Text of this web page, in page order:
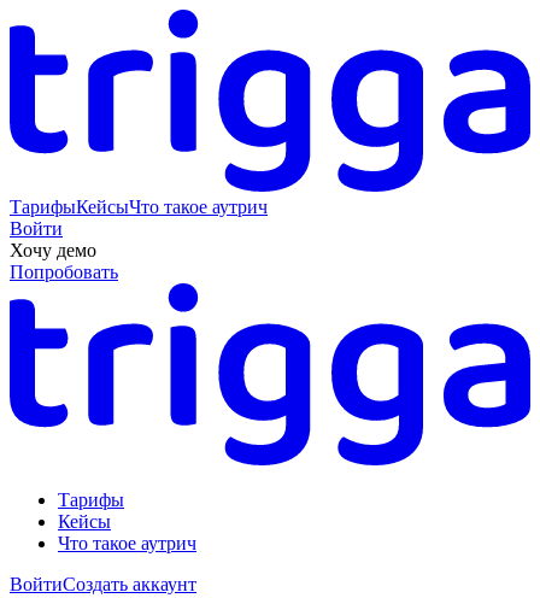
ТарифыКейсыЧто такое аутрич
Войти
Хочу демо
Попробовать
Тарифы
Кейсы
Что такое аутрич
ВойтиСоздать аккаунт